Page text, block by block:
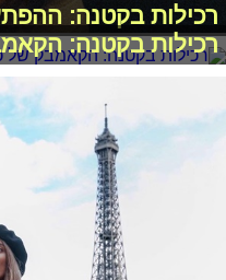
רכילות בקטנה:
רכילות בקטנה: